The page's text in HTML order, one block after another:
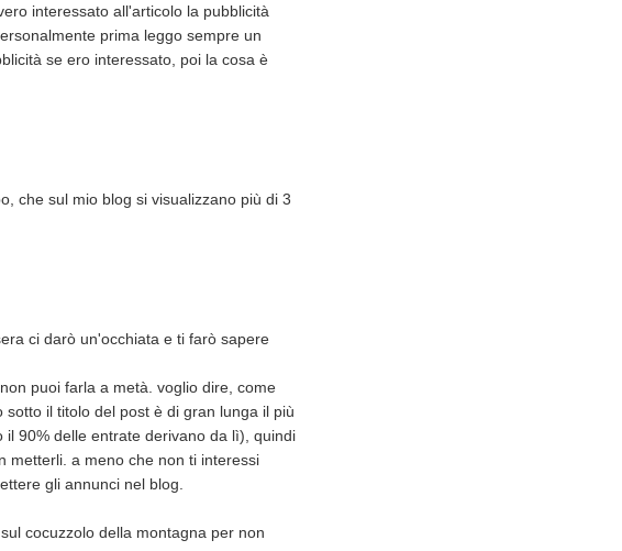
interessato all'articolo la pubblicità
prima leggo sempre un
se ero interessato, poi la cosa è
che sul mio blog si visualizzano più di 3
ci darò un'occhiata e ti farò sapere
puoi farla a metà. voglio dire, come
il titolo del post è di gran lunga il più
90% delle entrate derivano da lì), quindi
metterli. a meno che non ti interessi
gli annunci nel blog.
cocuzzolo della montagna per non